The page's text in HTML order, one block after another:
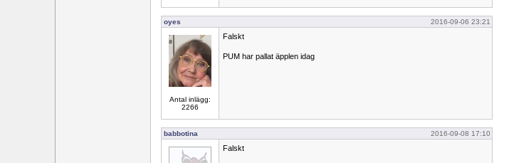
oyes 2016-09-06 23:21
Antal inlägg:
2266
Falskt
PUM har pallat äpplen idag
babbotina 2016-09-08 17:10
Falskt